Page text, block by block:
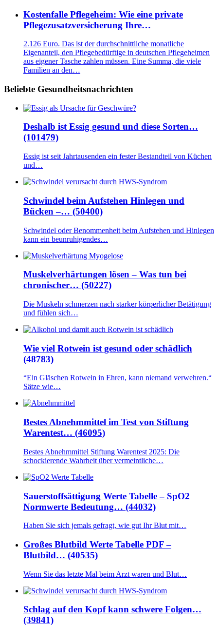
Kostenfalle Pflegeheim: Wie eine private
Pflegezusatzversicherung Ihre…
2.126 Euro. Das ist der durchschnittliche monatliche
Eigenanteil, den Pflegebedürftige in deutschen Pflegeheimen
aus eigener Tasche zahlen müssen. Eine Summa, die viele
Familien an den…
Beliebte Gesundheitsnachrichten
Deshalb ist Essig gesund und diese Sorten…
(101479)
Essig ist seit Jahrtausenden ein fester Bestandteil von Küchen
und…
Schwindel beim Aufstehen Hinlegen und
Bücken –… (50400)
Schwindel oder Benommenheit beim Aufstehen und Hinlegen
kann ein beunruhigendes…
Muskelverhärtungen lösen – Was tun bei
chronischer… (50227)
Die Muskeln schmerzen nach starker körperlicher Betätigung
und fühlen sich…
Wie viel Rotwein ist gesund oder schädlich
(48783)
“Ein Gläschen Rotwein in Ehren, kann niemand verwehren.“
Sätze wie…
Bestes Abnehmmittel im Test von Stiftung
Warentest… (46095)
Bestes Abnehmmittel Stiftung Warentest 2025: Die
schockierende Wahrheit über vermeintliche…
Sauerstoffsättigung Werte Tabelle – SpO2
Normwerte Bedeutung… (44032)
Haben Sie sich jemals gefragt, wie gut Ihr Blut mit…
Großes Blutbild Werte Tabelle PDF –
Blutbild… (40535)
Wenn Sie das letzte Mal beim Arzt waren und Blut…
Schlag auf den Kopf kann schwere Folgen…
(39841)